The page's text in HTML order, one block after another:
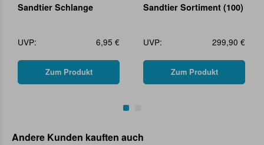
Sandtier Schlange
UVP: 6,95 €
Zum Produkt
Sandtier Sortiment (100)
UVP: 299,90 €
Zum Produkt
Andere Kunden kauften auch